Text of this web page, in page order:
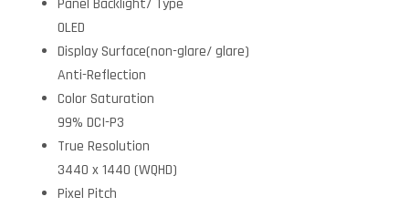
Panel Backlight/ Type
OLED
Display Surface(non-glare/ glare)
Anti-Reflection
Color Saturation
99% DCI-P3
True Resolution
3440 x 1440 (WQHD)
Pixel Pitch